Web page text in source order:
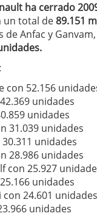
ha cerrado
un total de89.151
de Anfac y
con 52.156
unidades
unidades
31.039 unidades
unidades
28.986 unidades
con 25.927
unidades
con 24.601 unidades
unidades